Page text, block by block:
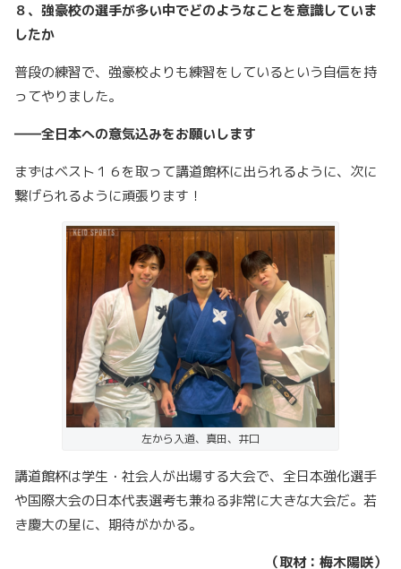
８、強豪校の選手が多い中でどのようなことを意識していま
したか
普段の練習で、強豪校よりも練習をしているという自信を持
ってやりました。
――全日本への意気込みをお願いします
まずはベスト１６を取って講道館杯に出られるように、次に
繋げられるように頑張ります！
左から入道、真田、井口
講道館杯は学生・社会人が出場する大会で、全日本強化選手
や国際大会の日本代表選考も兼ねる非常に大きな大会だ。若
き慶大の星に、期待がかかる。
（取材：梅木陽咲）